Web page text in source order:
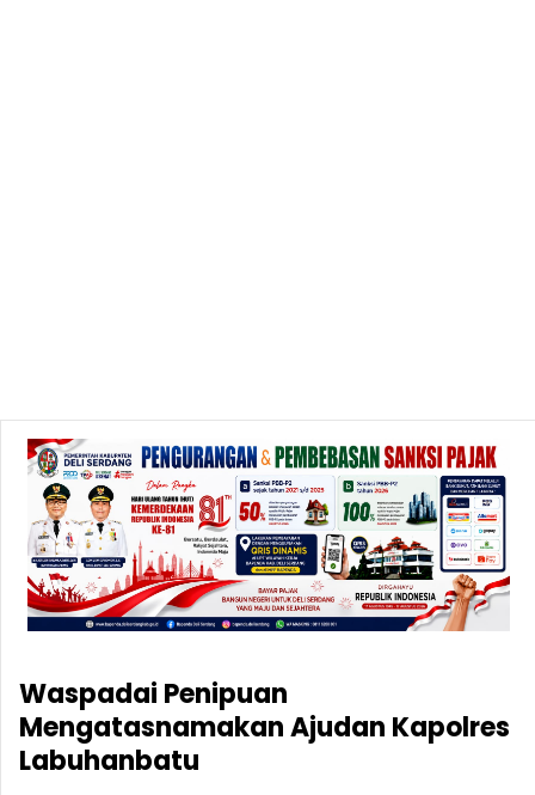
Waspadai Penipuan
Mengatasnamakan Ajudan Kapolres
Labuhanbatu